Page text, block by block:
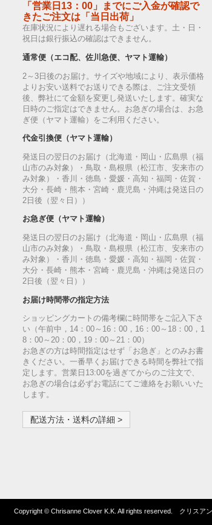
「営業日13：00」までにご入金が確認で
きたご注文は「当日出荷」
在庫状況により遅れる場合もございます。土・日・
祝日は銀行振込の確認はできません。
通常便（エコ配、佐川急便、ヤマト運輸）
2～3日後のお届け。サイズや地域により、表示価格
よりお安い送料でお送りできる際は、ご注文受領
後、弊社にて金額を変更し発送いたします。確実な
日時のご指定はできません。お急ぎの場合は、お急
ぎ便（ヤマト運輸）をご利用ください。
代金引換便（ヤマト運輸）
発送日の翌日のお届け（北海道・岡山・広島県（福
山市のみ対象）・鳥取・島根県（松江市、安来市の
み対象）・香川・徳島・愛媛・高知・福岡・佐賀・
大分・長崎・熊本・宮崎・鹿児島・沖縄は発送日の
2日後（翌々日））
お急ぎ便（ヤマト運輸）
発送日の翌日のお届け（北海道・岡山・広島県（福
山市のみ対象）・鳥取・島根県（松江市、安来市の
み対象）・香川・徳島・愛媛・高知・福岡・佐賀・
大分・長崎・熊本・宮崎・鹿児島・沖縄は発送日の
2日後（翌々日））
お届け時間帯の指定方法
ショッピングカートの備考欄に時間帯をご記入下さ
い（午前中，14：00～16：00，16：00～18：00，1
8：00～20：00，19：00～21：00）
お急ぎの方は時間指定はせず「お急ぎ」とのみお書
きください。一番早くお届けできる時間を弊社で指
定します。営業日13:00を過ぎてからのご注文で、
お急ぎの場合は必ずお電話にてご連絡をお願いいた
します。
配送方法・送料の詳細 >
Copyright © Chrisanne Clover K.K. All rights reserved. クリスア